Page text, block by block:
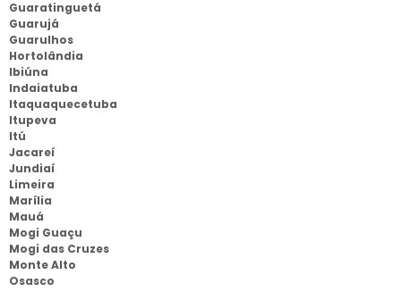
Guaratinguetá
Guarujá
Guarulhos
Hortolândia
Ibiúna
Indaiatuba
Itaquaquecetuba
Itupeva
Itú
Jacareí
Jundiaí
Limeira
Marília
Mauá
Mogi Guaçu
Mogi das Cruzes
Monte Alto
Osasco